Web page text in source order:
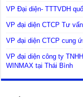
VP Đại diện- TTTVDH
VP đại diện CTCP Tư
VP đại diện CTCP cung
VP đại diện công ty
WINMAX tại Thái Bình